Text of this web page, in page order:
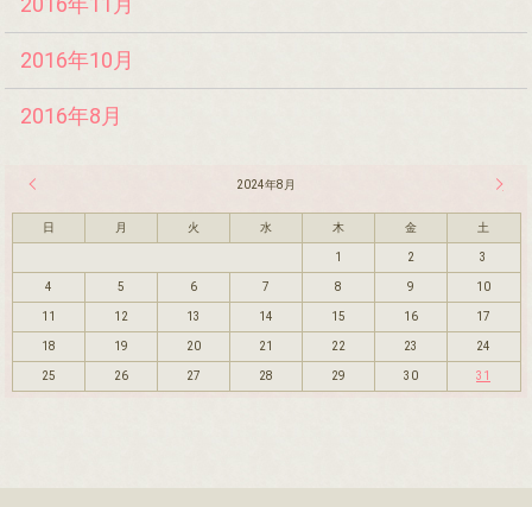
2016年10月
2016年8月
2024年8月
日 月 火 水 木 金 土
1 2 3
4 5 6 7 8 9 10
11 12 13 14 15 16 17
18 19 20 21 22 23 24
25 26 27 28 29 30 31